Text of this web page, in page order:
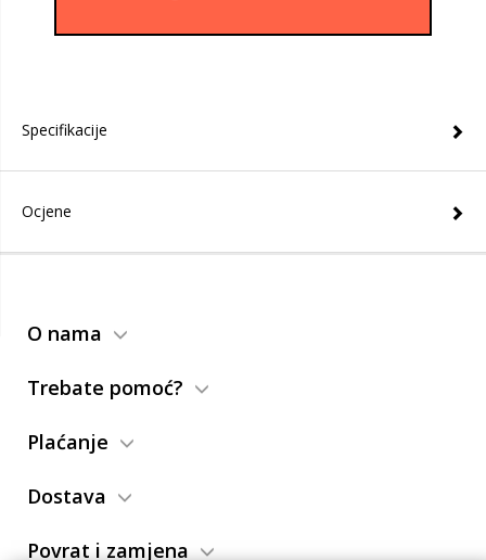
Specifikacije
Ocjene
O nama
Trebate pomoć?
Plaćanje
Dostava
Povrat i zamjena